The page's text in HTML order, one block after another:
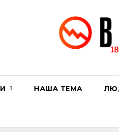
НАША ТЕМА